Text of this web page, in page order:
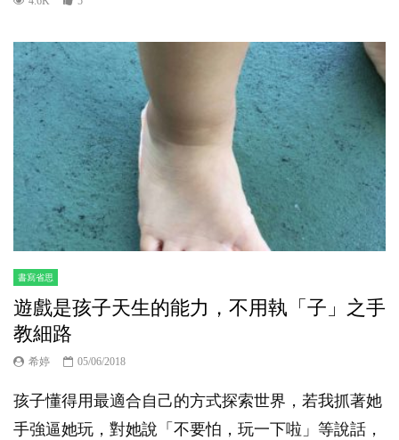
書寫省思
遊戲是孩子天生的能力，不用執「子」之手
教細路
希婷 05/06/2018
孩子懂得用最適合自己的方式探索世界，若我抓著她
手強逼她玩，對她說「不要怕，玩一下啦」等說話，